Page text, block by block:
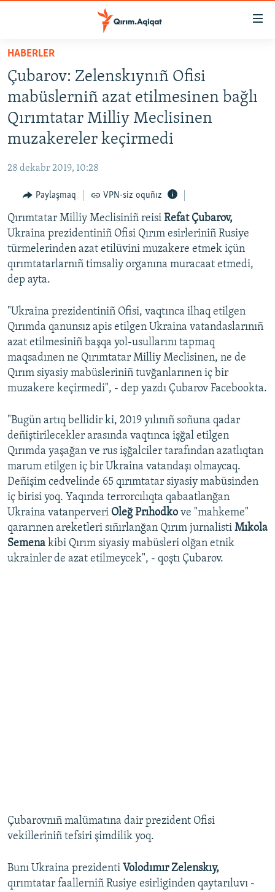
Esas
qaytmaq
Baş
navigatsiyağa
qaytmaq
Qıdıruvğa
HABERLER
SİYASET
İQTİSADİYAT
CEMİYET
İNSAN AQLARI
VİDEO
SÜRET
BLOGLAR
FİKİR
Українською
QOŞULIÑIZ!
HABERLER
Çubarov: Zelenskıynıñ Ofisi
mabüslerniñ azat etilmesinen bağlı
Qırımtatar Milliy Meclisinen
muzakereler keçirmedi
28 dekabr 2019, 10:28
Paylaşmaq VPN-siz oquñız
Qırımtatar Milliy Meclisiniñ reisi Refat Çubarov,
Ukraina prezidentiniñ Ofisi​ Qırım esirleriniñ Rusiye
türmelerinden azat etilüvini muzakere etmek içün
qırımtatarlarnıñ timsaliy organına muracaat etmedi,
dep ayta.
"Ukraina prezidentiniñ Ofisi, vaqtınca ilhaq etilgen
Qırımda qanunsız apis etilgen Ukraina vatandaslarınıñ
azat etilmesiniñ başqa yol-usullarını tapmaq
maqsadınen ne Qırımtatar Milliy Meclisinen, ne de
Qırım siyasiy mabüsleriniñ tuvğanlarınen iç bir
muzakere keçirmedi", - dep yazdı Çubarov Facebookta.
"Bugün artıq bellidir ki, 2019 yılınıñ soñuna qadar
deñiştirilecekler arasında vaqtınca işğal etilgen
Qırımda yaşağan ve rus işğalciler tarafından azatlıqtan
marum etilgen iç bir Ukraina vatandaşı olmaycaq.
Deñişim cedvelinde 65 qırımtatar siyasiy mabüsinden
iç birisi yoq. Yaqında terrorcılıqta qabaatlanğan
Ukraina vatanperveri Oleğ Prıhodko ve "mahkeme"
qararınen areketleri sıñırlanğan Qırım jurnalisti Mıkola
Semena kibi Qırım siyasiy mabüsleri olğan etnik
ukrainler de azat etilmeycek", - qoştı Çubarov.
Çubarovnıñ malümatına dair prezident Ofisi
vekilleriniñ tefsiri şimdilik yoq.
Bunı Ukraina prezidenti Volodımır Zelenskıy,
qırımtatar faallerniñ Rusiye esirliginden qaytarıluvı -